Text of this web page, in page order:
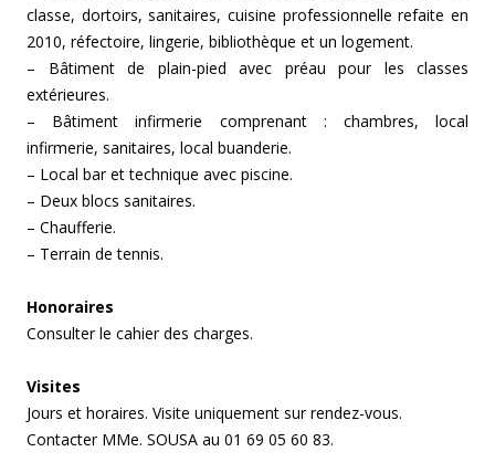
classe, dortoirs, sanitaires, cuisine professionnelle refaite en
2010, réfectoire, lingerie, bibliothèque et un logement.
– Bâtiment de plain-pied avec préau pour les classes
extérieures.
– Bâtiment infirmerie comprenant : chambres, local
infirmerie, sanitaires, local buanderie.
– Local bar et technique avec piscine.
– Deux blocs sanitaires.
– Chaufferie.
– Terrain de tennis.
Honoraires
Consulter le cahier des charges.
Visites
Jours et horaires. Visite uniquement sur rendez-vous.
Contacter MMe. SOUSA au 01 69 05 60 83.